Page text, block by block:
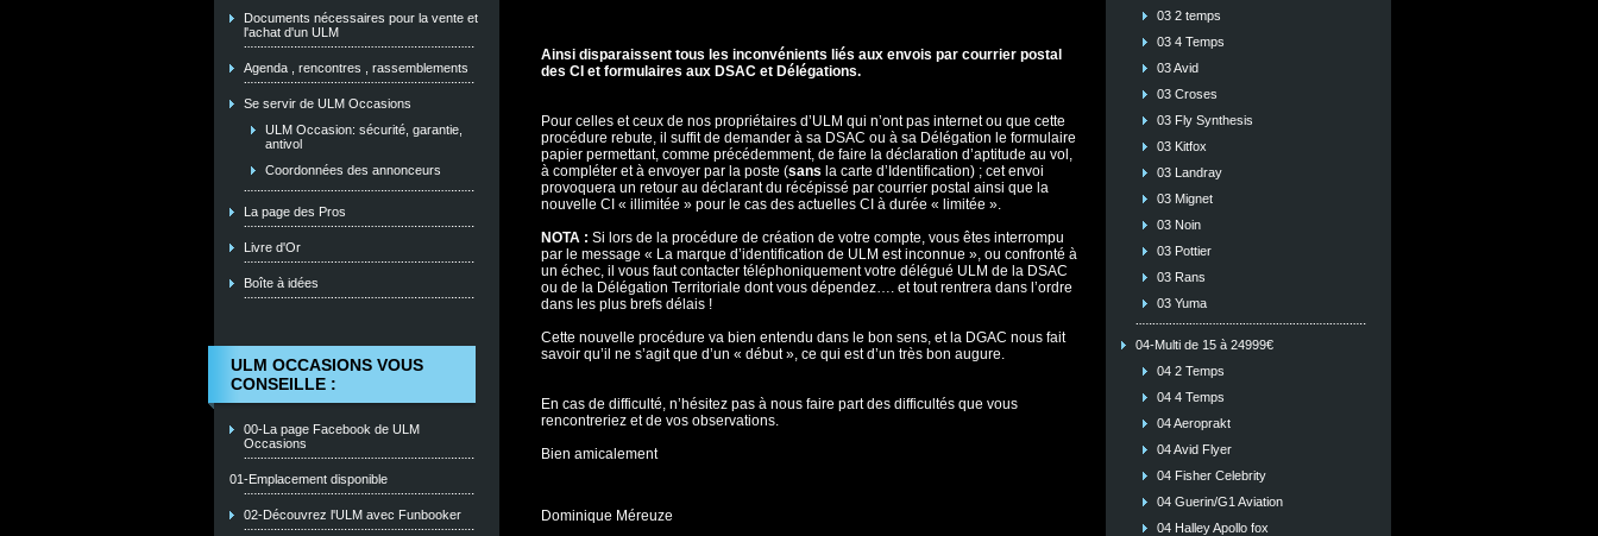
Documents nécessaires pour la vente et
l'achat d'un ULM
Agenda , rencontres , rassemblements
Se servir de ULM Occasions
ULM Occasion: sécurité, garantie,
antivol
Coordonnées des annonceurs
La page des Pros
Livre d'Or
Boîte à idées
ULM OCCASIONS VOUS
CONSEILLE :
00-La page Facebook de ULM
Occasions
01-Emplacement disponible
02-Découvrez l'ULM avec Funbooker
03 2 temps
03 4 Temps
03 Avid
03 Croses
03 Fly Synthesis
03 Kitfox
03 Landray
03 Mignet
03 Noin
03 Pottier
03 Rans
03 Yuma
04-Multi de 15 à 24999€
04 2 Temps
04 4 Temps
04 Aeroprakt
04 Avid Flyer
04 Fisher Celebrity
04 Guerin/G1 Aviation
04 Halley Apollo fox
Ainsi disparaissent tous les inconvénients liés aux envois par courrier postal
des CI et formulaires aux DSAC et Délégations.
Pour celles et ceux de nos propriétaires d’ULM qui n’ont pas internet ou que cette
procédure rebute, il suffit de demander à sa DSAC ou à sa Délégation le formulaire
papier permettant, comme précédemment, de faire la déclaration d’aptitude au vol,
à compléter et à envoyer par la poste (sans la carte d’Identification) ; cet envoi
provoquera un retour au déclarant du récépissé par courrier postal ainsi que la
nouvelle CI « illimitée » pour le cas des actuelles CI à durée « limitée ».
NOTA : Si lors de la procédure de création de votre compte, vous êtes interrompu
par le message « La marque d’identification de ULM est inconnue », ou confronté à
un échec, il vous faut contacter téléphoniquement votre délégué ULM de la DSAC
ou de la Délégation Territoriale dont vous dépendez…. et tout rentrera dans l’ordre
dans les plus brefs délais !
Cette nouvelle procédure va bien entendu dans le bon sens, et la DGAC nous fait
savoir qu’il ne s’agit que d’un « début », ce qui est d’un très bon augure.
En cas de difficulté, n’hésitez pas à nous faire part des difficultés que vous
rencontreriez et de vos observations.
Bien amicalement
Dominique Méreuze